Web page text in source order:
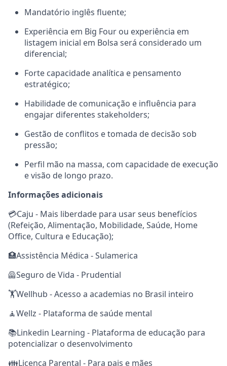
Mandatório inglês fluente;
Experiência em Big Four ou experiência em
listagem inicial em Bolsa será considerado um
diferencial;
Forte capacidade analítica e pensamento
estratégico;
Habilidade de comunicação e influência para
engajar diferentes stakeholders;
Gestão de conflitos e tomada de decisão sob
pressão;
Perfil mão na massa, com capacidade de execução
e visão de longo prazo.
Informações adicionais
💳Caju - Mais liberdade para usar seus benefícios
(Refeição, Alimentação, Mobilidade, Saúde, Home
Office, Cultura e Educação);
🏥Assistência Médica - Sulamerica
🦺Seguro de Vida - Prudential
🏋️Wellhub - Acesso a academias no Brasil inteiro
🧘Wellz - Plataforma de saúde mental
📚Linkedin Learning - Plataforma de educação para
potencializar o desenvolvimento
👪Licença Parental - Para pais e mães